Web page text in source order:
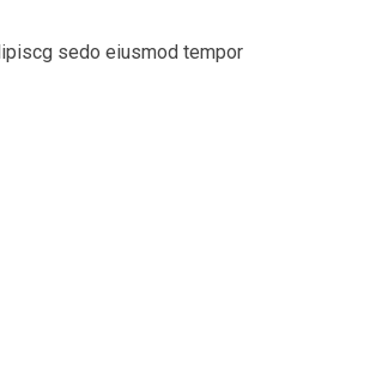
sedo eiusmod tempor